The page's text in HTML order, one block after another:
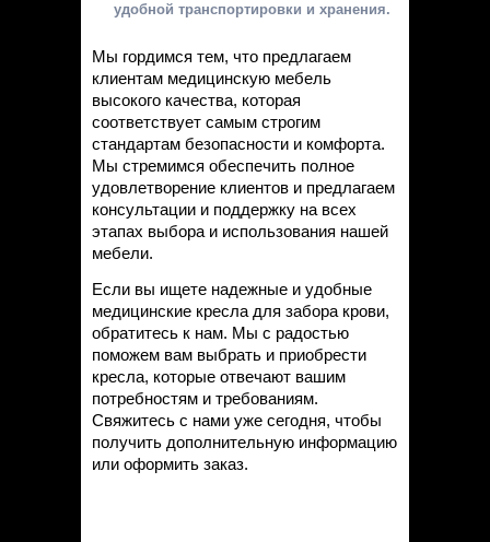
удобной транспортировки и хранения.
Мы гордимся тем, что предлагаем
клиентам медицинскую мебель
высокого качества, которая
соответствует самым строгим
стандартам безопасности и комфорта.
Мы стремимся обеспечить полное
удовлетворение клиентов и предлагаем
консультации и поддержку на всех
этапах выбора и использования нашей
мебели.
Если вы ищете надежные и удобные
медицинские кресла для забора крови,
обратитесь к нам. Мы с радостью
поможем вам выбрать и приобрести
кресла, которые отвечают вашим
потребностям и требованиям.
Свяжитесь с нами уже сегодня, чтобы
получить дополнительную информацию
или оформить заказ.